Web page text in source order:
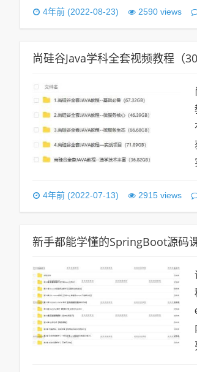
4年前 (2022-08-23) 2590 views
尚硅谷Java学科全套视频教程（
4年前 (2022-07-13) 2915 views
新手都能学懂的SpringBoot源码